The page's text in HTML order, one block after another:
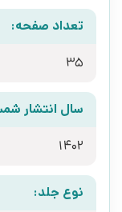
تعداد صفحه:
35
سال انتشار
1402
نوع جلد: